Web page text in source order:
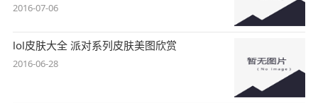
2016-07-06
lol皮肤大全 派对系列皮肤美图欣赏
2016-06-28